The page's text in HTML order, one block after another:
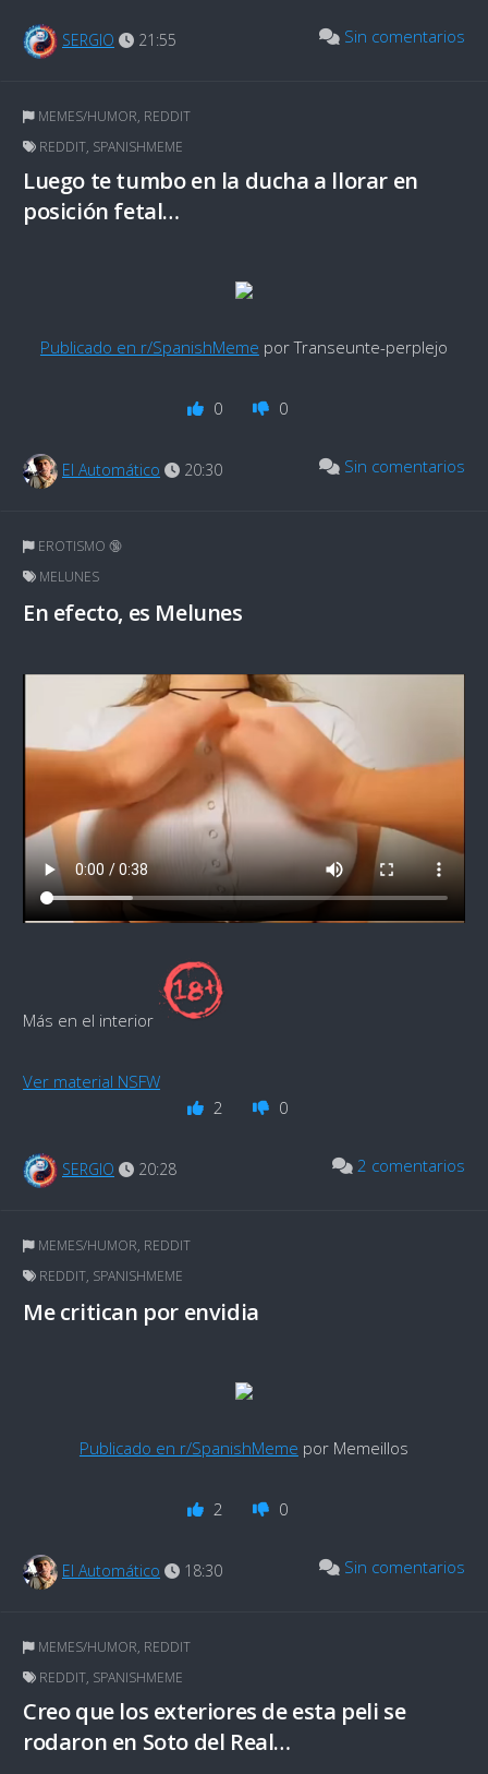
SERGIO 21:55 Sin comentarios
MEMES/HUMOR, REDDIT
REDDIT, SPANISHMEME
Luego te tumbo en la ducha a llorar en
posición fetal…
Publicado en r/SpanishMeme por Transeunte-perplejo
0 0
El Automático 20:30 Sin comentarios
EROTISMO 🔞
MELUNES
En efecto, es Melunes
Más en el interior
Ver material NSFW
2
0
SERGIO 20:28 2 comentarios
MEMES/HUMOR, REDDIT
REDDIT, SPANISHMEME
Me critican por envidia
Publicado en r/SpanishMeme por Memeillos
2 0
El Automático 18:30 Sin comentarios
MEMES/HUMOR, REDDIT
REDDIT, SPANISHMEME
Creo que los exteriores de esta peli se
rodaron en Soto del Real…